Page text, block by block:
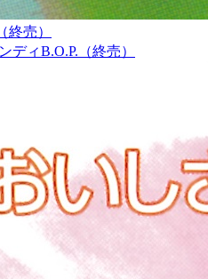
売）
ディB.O.P.（終売）